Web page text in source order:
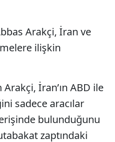
Arakçi, İran ve
ilişkin
İran’ın ABD ile
sadece aracılar
bulunduğunu
zaptındaki